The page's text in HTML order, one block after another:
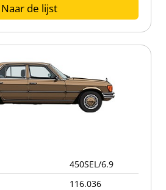
Naar de lijst
450SEL/6.9
116.036